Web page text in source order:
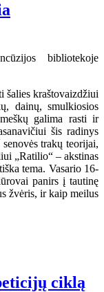
šalies kraštovaizdžiui
dainų, smulkiosios
galima rasti ir
šis radinys
trakų teorijai,
„Ratilio“ – akstinas
tema. Vasario 16-
panirs į tautinę
žvėris, ir kaip meilus
ciklą